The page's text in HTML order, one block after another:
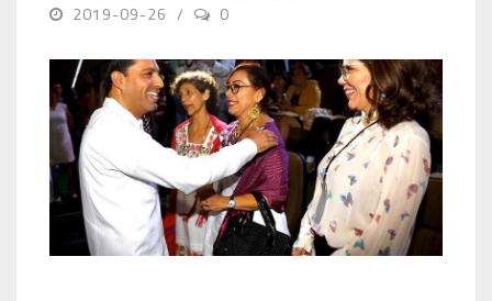
2019-09-26
0